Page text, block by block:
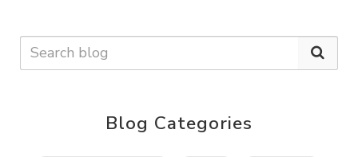
Blog Categories